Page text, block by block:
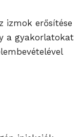
izmok erősítése
a gyakorlatokat